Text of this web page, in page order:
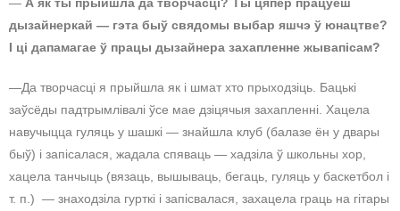
дызайнеркай — гэта быў свядомы выбар яшчэ ў юнацтве?
І ці дапамагае ў працы дызайнера захапленне жывапісам?
—Да творчасці я прыйшла як і шмат хто прыходзіць. Бацькі
заўсёды падтрымлівалі ўсе мае дзіцячыя захапленні. Хацела
навучыцца гуляць у шашкі — знайшла клуб (балазе ён у двары
быў) і запісалася, жадала спяваць — хадзіла ў школьны хор,
хацела танчыць (вязаць, вышываць, бегаць, гуляць у баскетбол і
т. п.) — знаходзіла гурткі і запісвалася, захацела граць на гітары